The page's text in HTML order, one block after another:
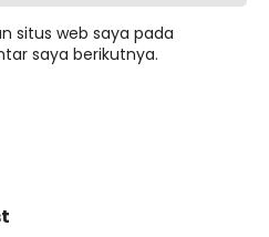
situs web saya pada
saya berikutnya.